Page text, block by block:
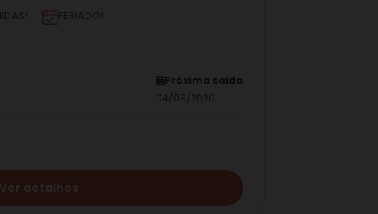
FERIADO!
Próxima saída
04/09/2026
Ver detalhes